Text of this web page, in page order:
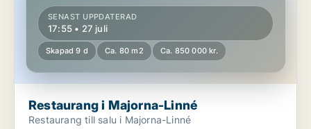
SENAST UPPDATERAD
17:55 • 27 juli
Skapad 9 d Ca. 80 m2 Ca. 850 000 kr.
Restaurang i Majorna-Linné
Restaurang till salu i Majorna-Linné